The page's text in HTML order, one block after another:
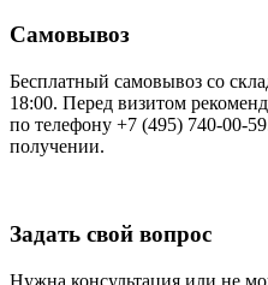
Самовывоз
Бесплатный самовывоз со
18:00. Перед визитом
по телефону +7 (495) 740-00-
получении.
Задать свой вопрос
Нужна консультация или не